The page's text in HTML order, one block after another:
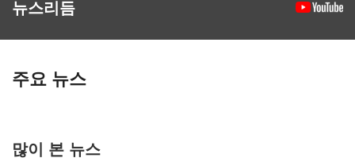
뉴스리듬
주요 뉴스
많이 본 뉴스